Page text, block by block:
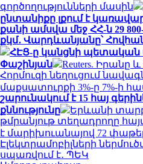
գործողությունների մասին
ընտանիքը լքում է
քանի ամսվա մեջ ՀՀ-ն 29
քկմ․ Վարդևանյանը՝
ՀԷՑ-ը կանցնի պետական
Փաշինյան
Reuters. Իրանը
Հորմուզի նեղուցում
մաքսատուրքի 3%-ը 7%-ի
շարունակում է 15 հայ
քննությունը
Երևանի
թմրանյութ տեղադրողը
է մարիխուանայով 72
Էլեկտրամոբիլների
սպառվում է․ ՊԵԿ